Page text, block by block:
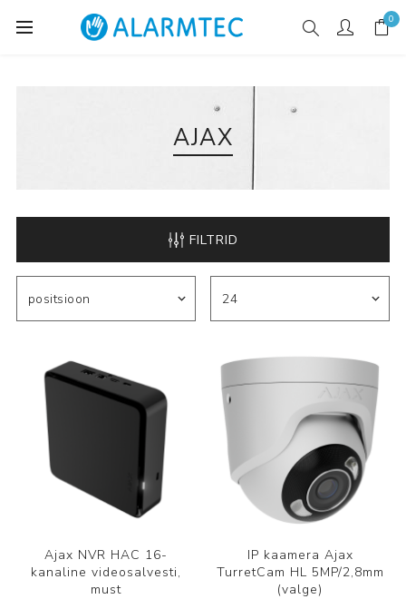
0
AJAX
FILTRID
Ajax NVR HAC 16-
kanaline videosalvesti,
must
IP kaamera Ajax
TurretCam HL 5MP/2,8mm
(valge)